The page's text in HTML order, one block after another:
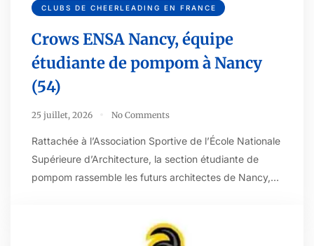
CLUBS DE CHEERLEADING EN FRANCE
Crows ENSA Nancy, équipe
étudiante de pompom à Nancy
(54)
25 juillet, 2026 No Comments
Rattachée à l’Association Sportive de l’École Nationale
Supérieure d’Architecture, la section étudiante de
pompom rassemble les futurs architectes de Nancy,…